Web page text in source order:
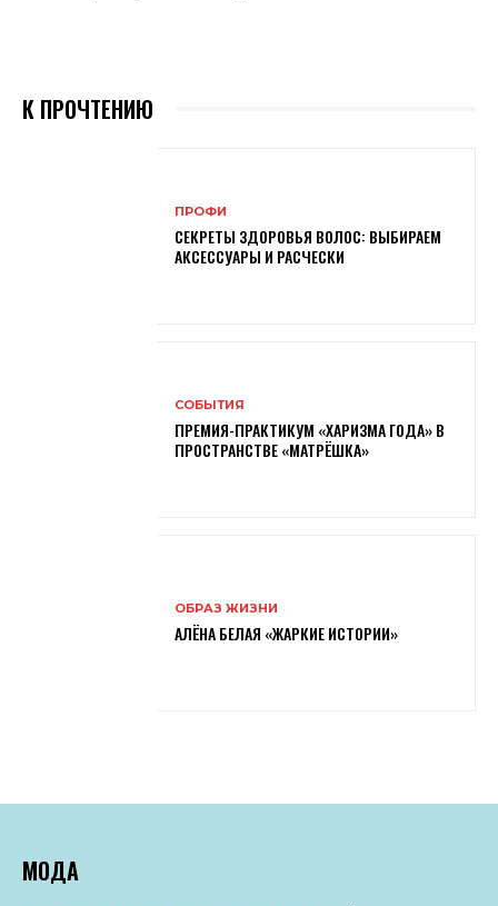
К ПРОЧТЕНИЮ
ПРОФИ
СЕКРЕТЫ ЗДОРОВЬЯ ВОЛОС: ВЫБИРАЕМ
АКСЕССУАРЫ И РАСЧЕСКИ
СОБЫТИЯ
ПРЕМИЯ-ПРАКТИКУМ «ХАРИЗМА ГОДА» В
ПРОСТРАНСТВЕ «МАТРЁШКА»
ОБРАЗ ЖИЗНИ
АЛЁНА БЕЛАЯ «ЖАРКИЕ ИСТОРИИ»
МОДА